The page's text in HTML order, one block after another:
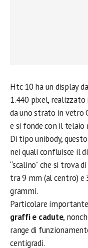
Htc 10 ha un display da
1.440 pixel,
da uno strato in vetro
e si fonde con il
Di tipo unibody,
nei quali confluisce il
“scalino” che si trova
tra 9 mm (al centro)
grammi.
Particolare
graffi e cadute,
range di
centigradi.